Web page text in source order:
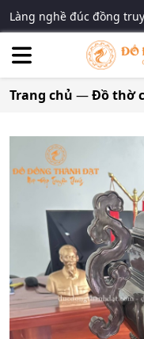
Làng nghề đúc đồng
Trang chủ —Đồ thờ